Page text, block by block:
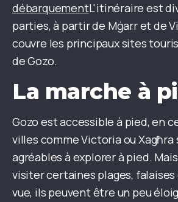
débarquementL'itinéraire est
parties, à partir de Mġarr et de
couvre les principaux sites
de Gozo.
La marche à
Gozo est accessible à pied, en
villes comme Victoria ou
agréables à explorer à pied.
visiter certaines plages,
vue, ils peuvent être un peu